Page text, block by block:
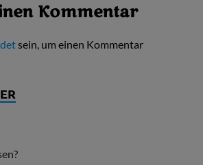
Kommentar
sein, um einen Kommentar